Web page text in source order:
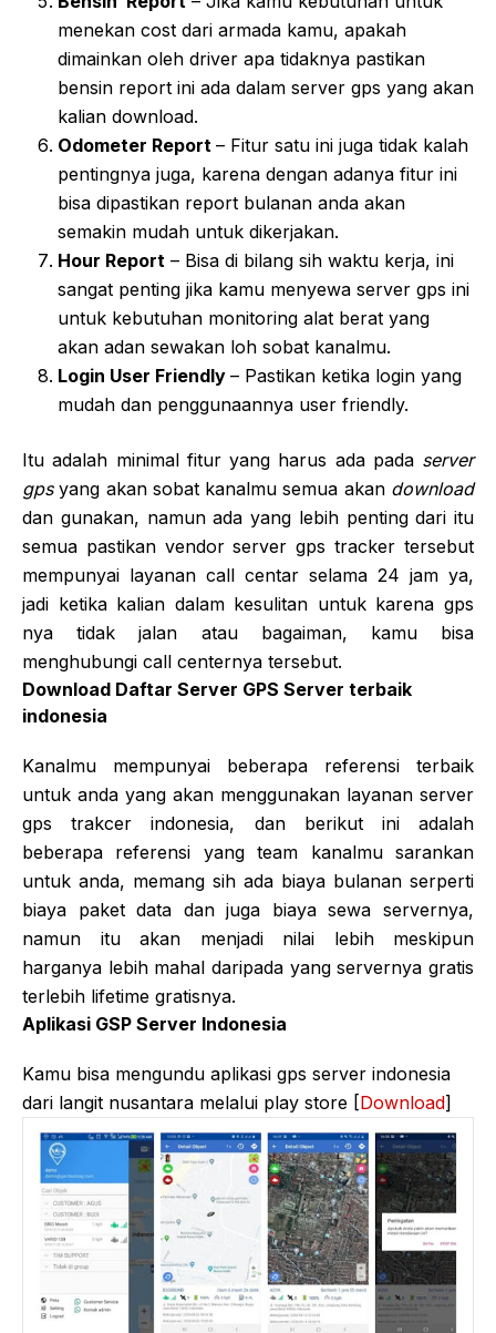
menekan cost dari armada kamu, apakah
dimainkan oleh driver apa tidaknya pastikan
bensin report ini ada dalam server gps yang akan
kalian download.
Odometer Report – Fitur satu ini juga tidak kalah
pentingnya juga, karena dengan adanya fitur ini
bisa dipastikan report bulanan anda akan
semakin mudah untuk dikerjakan.
Hour Report – Bisa di bilang sih waktu kerja, ini
sangat penting jika kamu menyewa server gps ini
untuk kebutuhan monitoring alat berat yang
akan adan sewakan loh sobat kanalmu.
Login User Friendly – Pastikan ketika login yang
mudah dan penggunaannya user friendly.
Itu adalah minimal fitur yang harus ada pada server
gpsyang akan sobat kanalmu semua akan download
dan gunakan, namun ada yang lebih penting dari itu
semua pastikan vendor server gps tracker tersebut
mempunyai layanan call centar selama 24 jam ya,
jadi ketika kalian dalam kesulitan untuk karena gps
nya tidak jalan atau bagaiman, kamu bisa
menghubungi call centernya tersebut.
Download Daftar Server GPS Server terbaik
indonesia
Kanalmu mempunyai beberapa referensi terbaik
untuk anda yang akan menggunakan layanan server
gps trakcer indonesia, dan berikut ini adalah
beberapa referensi yang team kanalmu sarankan
untuk anda, memang sih ada biaya bulanan serperti
biaya paket data dan juga biaya sewa servernya,
namun itu akan menjadi nilai lebih meskipun
harganya lebih mahal daripada yang servernya gratis
terlebih lifetime gratisnya.
Aplikasi GSP Server Indonesia
Kamu bisa mengundu aplikasi gps server indonesia
dari langit nusantara melalui play store [Download]